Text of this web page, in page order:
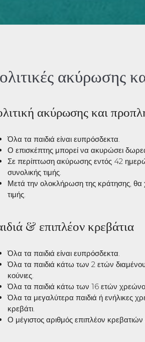
ακύρωσης
ακύρωσης και
Όλα τα παιδιά είναι ευπρόσδεκτα.
Ο επισκέπτης μπορεί να ακυρώσει
Σε περίπτωση ακύρωσης εντός 42
συνολικής τιμής.
Μετά την ολοκλήρωση της κράτησης, θα
τιμής.
& επιπλέον κρεβάτια
Όλα τα παιδιά είναι ευπρόσδεκτα.
Όλα τα παιδιά κάτω των 2 ετών
κούνιες.
Όλα τα παιδιά κάτω των 16 ετών
Όλα τα μεγαλύτερα παιδιά ή ενήλικες
κρεβάτι.
Ο μέγιστος αριθμός επιπλέον κρεβατιών